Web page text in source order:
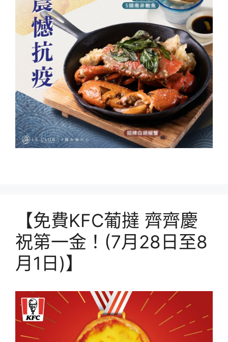
【免費KFC葡撻 齊齊慶
祝第一金！(7月28日至8
月1日)】